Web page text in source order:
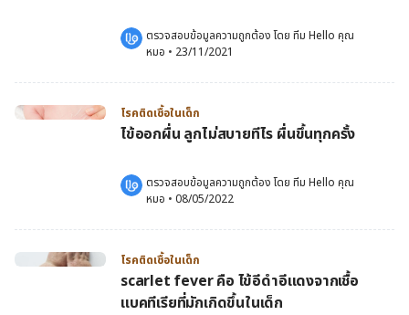
ตรวจสอบข้อมูลความถูกต้อง โดย ทีม Hello คุณ
หมอ • 23/11/2021
โรคติดเชื้อในเด็ก
ไข้ออกผื่น ลูกไม่สบายทีไร ผื่นขึ้นทุกครั้ง
ตรวจสอบข้อมูลความถูกต้อง โดย ทีม Hello คุณ
หมอ • 08/05/2022
โรคติดเชื้อในเด็ก
scarlet fever คือ ไข้อีดำอีแดงจากเชื้อ
แบคทีเรียที่มักเกิดขึ้นในเด็ก